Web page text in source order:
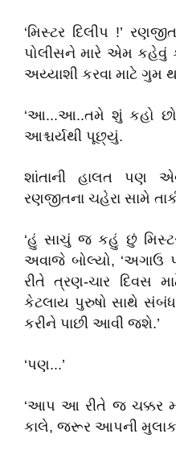
‘મિસ્ટર દિલીપ !’
પોલીસને મારે એમ કહેવું
અય્યાશી કરવા માટે ગુમ
‘આ...આ..તમે શું કહો છો
આશ્ચર્યથી પૂછ્યું.
શાંતાની હાલત પણ
રણજીતના ચહેરા સામે
‘હું સાચું જ કહું છું
અવાજે બોલ્યો, ‘અગાઉ
રીતે ત્રણ-ચાર
કેટલાય પુરુષો સાથે
કરીને પાછી આવી જશે.’
‘પણ...’
‘આપ આ રીતે જ ચક્કર
કાલે, જરૂર આપની